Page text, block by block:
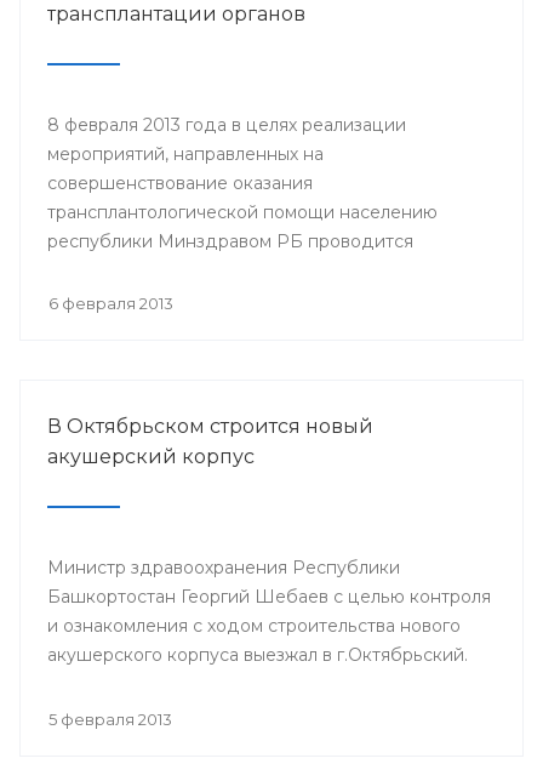
трансплантации органов
8 февраля 2013 года в целях реализации
мероприятий, направленных на
совершенствование оказания
трансплантологической помощи населению
республики Минздравом РБ проводится
конференция «Перспективы донорства и
6 февраля 2013
В Октябрьском строится новый
акушерский корпус
Министр здравоохранения Республики
Башкортостан Георгий Шебаев с целью контроля
и ознакомления с ходом строительства нового
акушерского корпуса выезжал в г.Октябрьский.
5 февраля 2013